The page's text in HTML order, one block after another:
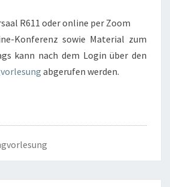
R611 oder online per Zoom
Konferenz sowie Material zum
kann nach dem Login über den
abgerufen werden.